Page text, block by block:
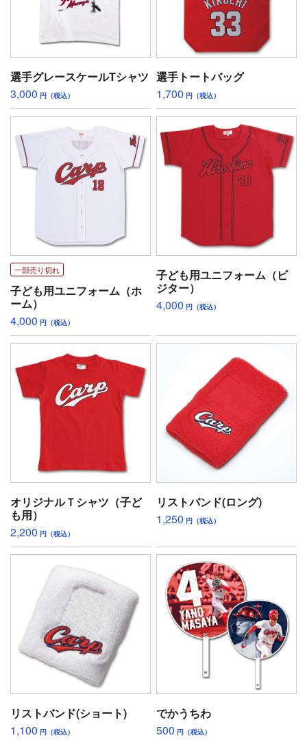
選手グレースケールTシャツ
3,000 円（税込）
選手トートバッグ
1,700 円（税込）
一部売り切れ
子ども用ユニフォーム（ホ
ーム）
4,000 円（税込）
子ども用ユニフォーム（ビ
ジター）
4,000 円（税込）
オリジナルＴシャツ（子ど
も用）
2,200 円（税込）
リストバンド(ロング)
1,250 円（税込）
リストバンド(ショート)
1,100 円（税込）
でかうちわ
500 円（税込）